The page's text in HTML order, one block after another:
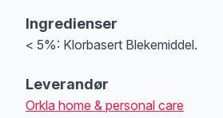
Ingredienser
< 5%: Klorbasert Blekemiddel.
Leverandør
Orkla home & personal care